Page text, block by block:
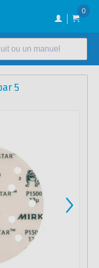
0
ou un manuel
5